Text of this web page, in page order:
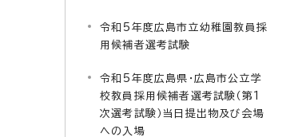
令和5年度広島市立幼稚園教員採
用候補者選考試験
令和5年度広島県・広島市公立学
校教員採用候補者選考試験（第1
次選考試験）当日提出物及び会場
への入場